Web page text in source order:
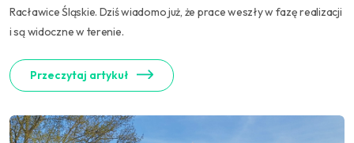
Racławice Śląskie. Dziś wiadomo już, że prace weszły w fazę realizacji
i są widoczne w terenie.
Przeczytaj artykuł